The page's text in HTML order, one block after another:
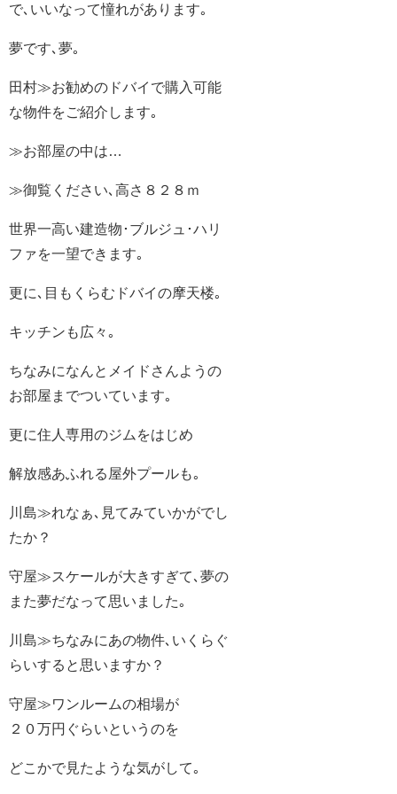
で､いいなって憧れがあります｡
夢です､夢｡
田村≫お勧めのドバイで購入可能
な物件をご紹介します｡
≫お部屋の中は…
≫御覧ください､高さ８２８ｍ
世界一高い建造物･ブルジュ･ハリ
ファを一望できます｡
更に､目もくらむドバイの摩天楼｡
キッチンも広々｡
ちなみになんとメイドさんようの
お部屋までついています｡
更に住人専用のジムをはじめ
解放感あふれる屋外プールも｡
川島≫れなぁ､見てみていかがでし
たか？
守屋≫スケールが大きすぎて､夢の
また夢だなって思いました｡
川島≫ちなみにあの物件､いくらぐ
らいすると思いますか？
守屋≫ワンルームの相場が
２０万円ぐらいというのを
どこかで見たような気がして｡